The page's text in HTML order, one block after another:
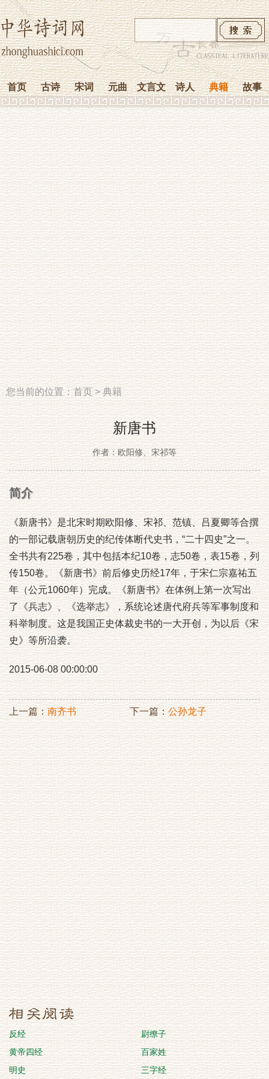
首页 古诗 宋词 元曲 文言文 诗人 典籍 故事
您当前的位置：首页>典籍
新唐书
作者：欧阳修、宋祁等
简介
《新唐书》是北宋时期欧阳修、宋祁、范镇、吕夏卿等合撰
的一部记载唐朝历史的纪传体断代史书，“二十四史”之一。
全书共有225卷，其中包括本纪10卷，志50卷，表15卷，列
传150卷。《新唐书》前后修史历经17年，于宋仁宗嘉祐五
年（公元1060年）完成。《新唐书》在体例上第一次写出
了《兵志》、《选举志》，系统论述唐代府兵等军事制度和
科举制度。这是我国正史体裁史书的一大开创，为以后《宋
史》等所沿袭。
2015-06-08 00:00:00
上一篇：南齐书 下一篇：公孙龙子
反经
尉缭子
黄帝四经
百家姓
明史
三字经